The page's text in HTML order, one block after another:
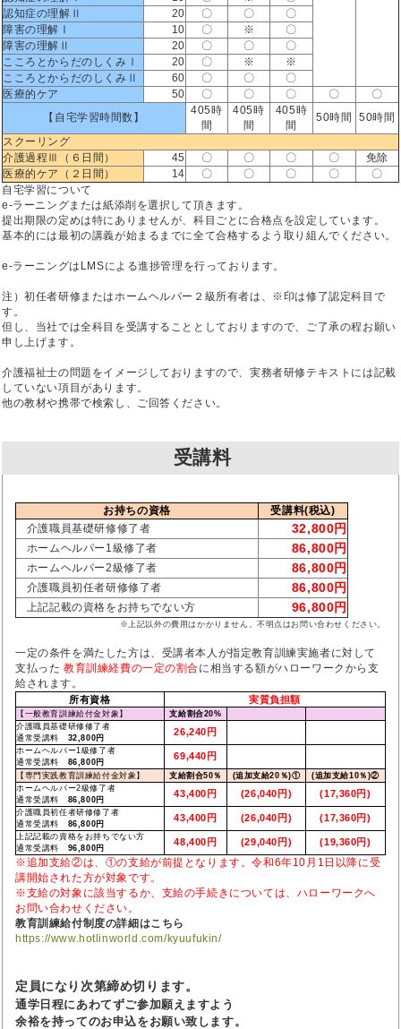
認知症の理解Ⅱ
20 〇 〇
〇
障害の理解Ⅰ
10 〇 ※
〇
障害の理解Ⅱ
20 〇 〇
〇
こころとからだのしくみⅠ
20 〇 ※
※
こころとからだのしくみⅡ
60 〇 〇
〇
医療的ケア
50 〇 〇 〇 〇
〇
【自宅学習時間数】
405時
間
405時
間
405時
間
50時間
50時間
スクーリング
介護過程Ⅲ（６日間）
45 〇 〇 〇 〇
免除
医療的ケア（２日間）
14 〇 〇 〇 〇
〇
自宅学習について
e-ラーニングまたは紙添削を選択して頂きます。
提出期限の定めは特にありませんが、科目ごとに合格点を設定しています。
基本的には最初の講義が始まるまでに全て合格するよう取り組んでください。
e-ラーニングはLMSによる進捗管理を行っております。
注）初任者研修またはホームヘルパー２級所有者は、※印は修了認定科目で
す。
但し、当社では全科目を受講することとしておりますので、ご了承の程お願い
申し上げます。
介護福祉士の問題をイメージしておりますので、実務者研修テキストには記載
していない項目があります。
他の教材や携帯で検索し、ご回答ください。
受講料
お持ちの資格
受講料(税込)
介護職員基礎研修修了者
32,800円
ホームヘルパー1級修了者 86,800円
ホームヘルパー2級修了者 86,800円
介護職員初任者研修修了者 86,800円
上記記載の資格をお持ちでない方 96,800円
※上記以外の費用はかかりません。不明点はお問い合わせください。
一定の条件を満たした方は、受講者本人が指定教育訓練実施者に対して
支払った 教育訓練経費の一定の割合に相当する額がハローワークから支
給されます。
所有資格 実質負担額
【一般教育訓練給付金対象】 支給割合20%
介護職員基礎研修修了者
通常受講料 32,800円
26,240円
ホームヘルパー1級修了者
通常受講料 86,800円
69,440円
【専門実践教育訓練給付金対象】 支給割合50％ (追加支給20％)① (追加支給10％)②
ホームヘルパー2級修了者
通常受講料 86,800円
43,400円 (26,040円) (17,360円)
介護職員初任者研修修了者
通常受講料 86,800円
43,400円 (26,040円) (17,360円)
上記記載の資格をお持ちでない方
通常受講料 96,800円
48,400円 (29,040円) (19,360円)
※追加支給②は、①の支給が前提となります。令和6年10月1日以降に受
講開始された方が対象です。
※支給の対象に該当するか、支給の手続きについては、ハローワークへ
お問い合わせください。
教育訓練給付制度の詳細はこちら
https://www.hotlinworld.com/kyuufukin/
定員になり次第締め切ります。
通学日程にあわてずご参加願えますよう
余裕を持ってのお申込をお願い致します。